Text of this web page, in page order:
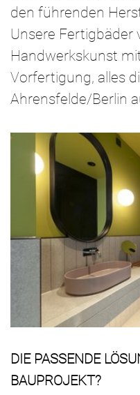
den führenden
Unsere Fertigbäder
Handwerkskunst
Vorfertigung, alles
Ahrensfelde/Berlin
DIE PASSENDE
BAUPROJEKT?